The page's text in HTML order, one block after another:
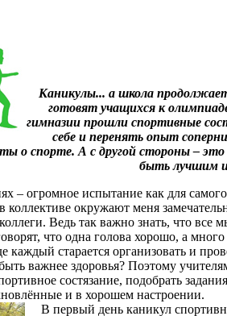
Каникулы... а школа
готовят учащихся к
гимназии прошли спортивные
себе и перенять опыт
о спорте. А с другой стороны –
быть лучшим и
– огромное испытание как для
коллективе окружают меня
Ведь так важно знать, что все
что одна голова хорошо, а
каждый старается организовать и
важнее здоровья? Поэтому
состязание, подобрать
и в хорошем настроении.
В первый день каникул